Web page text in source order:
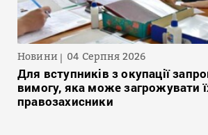
Новини 04 Серпня 2026
Для вступників з окупації
вимогу, яка може загрожувати
правозахисники